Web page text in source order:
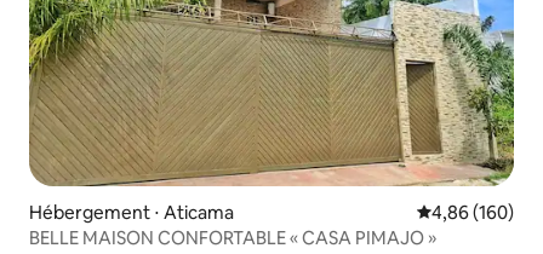
Hébergement ⋅ Aticama Évaluation
4,86 (160)
BELLE MAISON CONFORTABLE « CASA PIMAJO »